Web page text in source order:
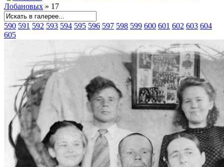
Лобановых » 17
590 591 592 593 594 595 596 597 598 599 600 601 602 603 604
605